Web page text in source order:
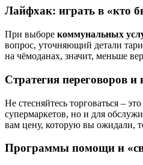
Лайфхак: играть в «кто
При выборе коммунальных
вопрос, уточняющий детали
на чёмоданах, значит, меньше
Стратегия переговоров и
Не стесняйтесь торговаться –
супермаркетов, но и для
вам цену, которую вы ожидали,
Программы помощи и